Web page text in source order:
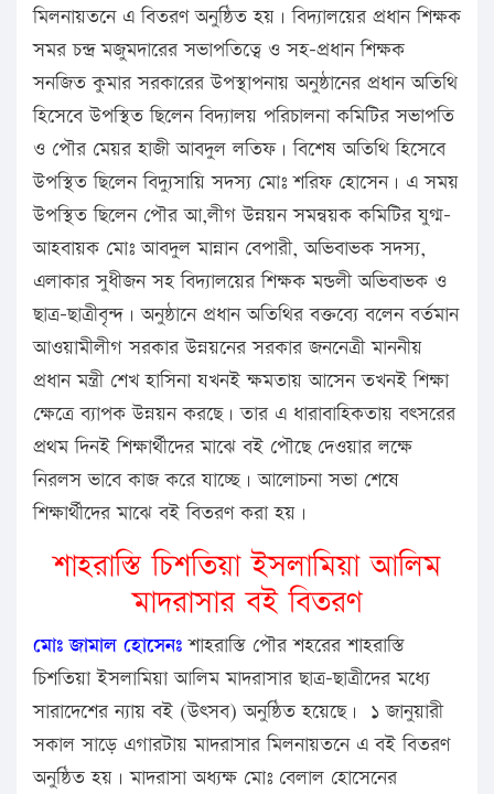
মিলনায়তনে এ বিতরণ অনুষ্ঠিত হয়। বিদ্যালয়ের প্রধান শিক্ষক
সমর চন্দ্র মজুমদারের সভাপতিত্বে ও সহ-প্রধান শিক্ষক
সনজিত কুমার সরকারের উপস্থাপনায় অনুষ্ঠানের প্রধান অতিথি
হিসেবে উপস্থিত ছিলেন বিদ্যালয় পরিচালনা কমিটির সভাপতি
ও পৌর মেয়র হাজী আবদুল লতিফ। বিশেষ অতিথি হিসেবে
উপস্থিত ছিলেন বিদ্যুসায়ি সদস্য মোঃ শরিফ হোসেন। এ সময়
উপস্থিত ছিলেন পৌর আ,লীগ উন্নয়ন সমন্বয়ক কমিটির যুগ্ম-
আহবায়ক মোঃ আবদুল মান্নান বেপারী, অভিবাভক সদস্য,
এলাকার সুধীজন সহ বিদ্যালয়ের শিক্ষক মন্ডলী অভিবাভক ও
ছাত্র-ছাত্রীবৃন্দ। অনুষ্ঠানে প্রধান অতিথির বক্তব্যে বলেন বর্তমান
আওয়ামীলীগ সরকার উন্নয়নের সরকার জননেত্রী মাননীয়
প্রধান মন্ত্রী শেখ হাসিনা যখনই ক্ষমতায় আসেন তখনই শিক্ষা
ক্ষেত্রে ব্যাপক উন্নয়ন করছে। তার এ ধারাবাহিকতায় বৎসরের
প্রথম দিনই শিক্ষার্থীদের মাঝে বই পৌছে দেওয়ার লক্ষে
নিরলস ভাবে কাজ করে যাচ্ছে। আলোচনা সভা শেষে
শিক্ষার্থীদের মাঝে বই বিতরণ করা হয়।
শাহরাস্তি চিশতিয়া ইসলামিয়া আলিম
মাদরাসার বই বিতরণ
মোঃ জামাল হোসেনঃ শাহরাস্তি পৌর শহরের শাহরাস্তি
চিশতিয়া ইসলামিয়া আলিম মাদরাসার ছাত্র-ছাত্রীদের মধ্যে
সারাদেশের ন্যায় বই (উৎসব) অনুষ্ঠিত হয়েছে। ১ জানুয়ারী
সকাল সাড়ে এগারটায় মাদরাসার মিলনায়তনে এ বই বিতরণ
অনুষ্ঠিত হয়। মাদরাসা অধ্যক্ষ মোঃ বেলাল হোসেনের